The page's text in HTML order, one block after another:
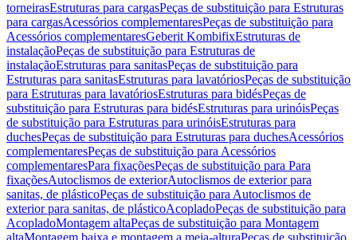
torneirasEstruturas para cargasPeças de substituição para Estruturas
para cargasAcessórios complementaresPeças de substituição para
Acessórios complementaresGeberit KombifixEstruturas de
instalaçãoPeças de substituição para Estruturas de
instalaçãoEstruturas para sanitasPeças de substituição para
Estruturas para sanitasEstruturas para lavatóriosPeças de substituição
para Estruturas para lavatóriosEstruturas para bidésPeças de
substituição para Estruturas para bidésEstruturas para urinóisPeças
de substituição para Estruturas para urinóisEstruturas para
duchesPeças de substituição para Estruturas para duchesAcessórios
complementaresPeças de substituição para Acessórios
complementaresPara fixaçõesPeças de substituição para Para
fixaçõesAutoclismos de exteriorAutoclismos de exterior para
sanitas, de plásticoPeças de substituição para Autoclismos de
exterior para sanitas, de plásticoAcopladoPeças de substituição para
AcopladoMontagem altaPeças de substituição para Montagem
altaMontagem baixa e montagem a meia-alturaPeças de substituição